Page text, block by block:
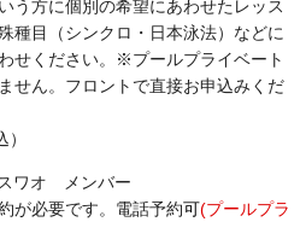
う方に個別の希望にあわせたレッス
種目（シンクロ・日本泳法）などに
せください。※プールプライベート
せん。フロントで直接お申込みくだ
ワオ メンバー
が必要です。電話予約可(プールプラ